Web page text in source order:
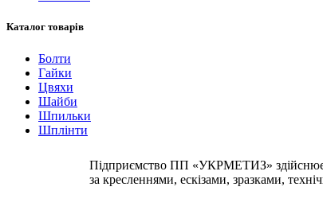
Каталог товарів
Болти
Гайки
Цвяхи
Шайби
Шпильки
Шплінти
Підприємство ПП «УКРМЕТИЗ» здійснює
за кресленнями, ескізами, зразками,